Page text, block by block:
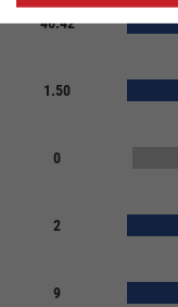
46.42
1.50
0
2
9